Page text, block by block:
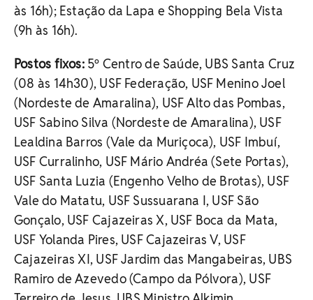
às 16h); Estação da Lapa e Shopping Bela Vista
(9h às 16h).
Postos fixos:5º Centro de Saúde, UBS Santa Cruz
(08 às 14h30), USF Federação, USF Menino Joel
(Nordeste de Amaralina), USF Alto das Pombas,
USF Sabino Silva (Nordeste de Amaralina), USF
Lealdina Barros (Vale da Muriçoca), USF Imbuí,
USF Curralinho, USF Mário Andréa (Sete Portas),
USF Santa Luzia (Engenho Velho de Brotas), USF
Vale do Matatu, USF Sussuarana I, USF São
Gonçalo, USF Cajazeiras X, USF Boca da Mata,
USF Yolanda Pires, USF Cajazeiras V, USF
Cajazeiras XI, USF Jardim das Mangabeiras, UBS
Ramiro de Azevedo (Campo da Pólvora), USF